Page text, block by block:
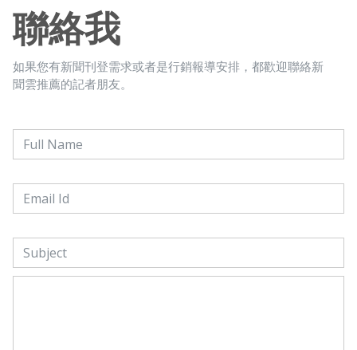
聯絡我
如果您有新聞刊登需求或者是行銷報導安排，都歡迎聯絡新
聞雲推薦的記者朋友。